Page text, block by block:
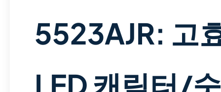
5523AJR: 고
LED 캐릭터/